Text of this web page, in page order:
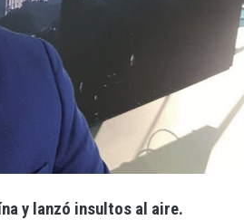
y lanzó insultos al aire.